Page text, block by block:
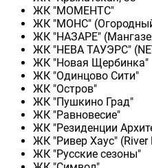
ЖК "МОМЕНТС"
ЖК "МОНС"
ЖК "НАЗАРЕ"
ЖК "НЕВА ТАУЭРС"
ЖК "Новая Щербинка"
ЖК "Одинцово Сити"
ЖК "Остров"
ЖК "Пушкино Град"
ЖК "Равновесие"
ЖК "Резиденции
ЖК "Ривер Хаус" (River
ЖК "Русские сезоны"